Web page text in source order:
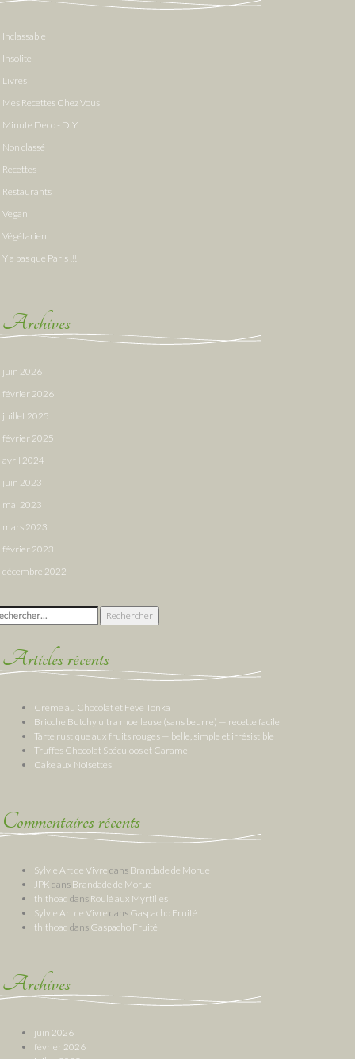
Inclassable
Insolite
Livres
Mes Recettes Chez Vous
Minute Deco - DIY
Non classé
Recettes
Restaurants
Vegan
Végétarien
Y a pas que Paris !!!
Archives
juin 2026
février 2026
juillet 2025
février 2025
avril 2024
juin 2023
mai 2023
mars 2023
février 2023
décembre 2022
:
Articles récents
Crème au Chocolat et Fève Tonka
Brioche Butchy ultra moelleuse (sans beurre) — recette facile
Tarte rustique aux fruits rouges — belle, simple et irrésistible
Truffes Chocolat Spéculoos et Caramel
Cake aux Noisettes
Commentaires récents
Sylvie Art de Vivre dans Brandade de Morue
JPK dans Brandade de Morue
thithoad dans Roulé aux Myrtilles
Sylvie Art de Vivre dans Gaspacho Fruité
thithoad dans Gaspacho Fruité
Archives
juin 2026
février 2026